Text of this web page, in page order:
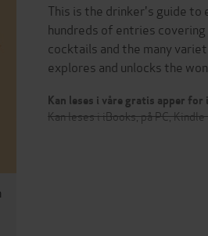
This is the drinker's guide to
hundreds of entries
cocktails and the many
explores and unlocks the
Kan leses i våre gratis apper
Kan leses i iBooks, på PC,